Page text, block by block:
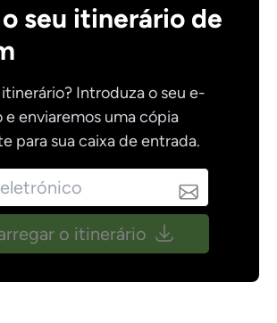
seu itinerário de
Introduza o seu e-
e enviaremos uma cópia
para sua caixa de entrada.
o itinerário